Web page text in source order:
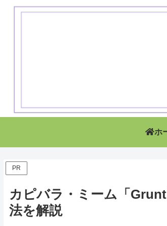
ホ
PR
カピバラ・ミーム「
法を解説